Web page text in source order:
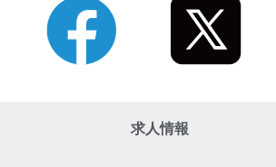
求人情報